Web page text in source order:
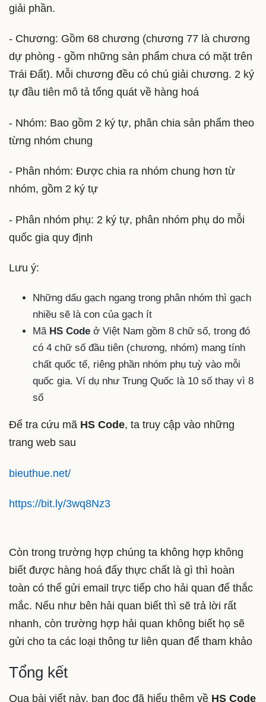
giải phần.
- Chương: Gồm 68 chương (chương 77 là chương
dự phòng - gồm những sản phẩm chưa có mặt trên
Trái Đất). Mỗi chương đều có chú giải chương. 2 ký
tự đầu tiên mô tả tổng quát về hàng hoá
- Nhóm: Bao gồm 2 ký tự, phân chia sản phẩm theo
từng nhóm chung
- Phân nhóm: Được chia ra nhóm chung hơn từ
nhóm, gồm 2 ký tự
- Phân nhóm phụ: 2 ký tự, phân nhóm phụ do mỗi
quốc gia quy định
Lưu ý:
Những dấu gạch ngang trong phân nhóm thì gạch
nhiều sẽ là con của gạch ít
Mã HS Code ở Việt Nam gồm 8 chữ số, trong đó
có 4 chữ số đầu tiên (chương, nhóm) mang tính
chất quốc tế, riêng phần nhóm phụ tuỳ vào mỗi
quốc gia. Ví dụ như Trung Quốc là 10 số thay vì 8
số
Để tra cứu mã HS Code, ta truy cập vào những
trang web sau
bieuthue.net/
https://bit.ly/3wq8Nz3
Còn trong trường hợp chúng ta không hợp không
biết được hàng hoá đấy thực chất là gì thì hoàn
toàn có thể gửi email trực tiếp cho hải quan để thắc
mắc. Nếu như bên hải quan biết thì sẽ trả lời rất
nhanh, còn trường hợp hải quan không biết họ sẽ
gửi cho ta các loại thông tư liên quan để tham khảo
Tổng kết
Qua bài viết này, bạn đọc đã hiểu thêm về HS Code